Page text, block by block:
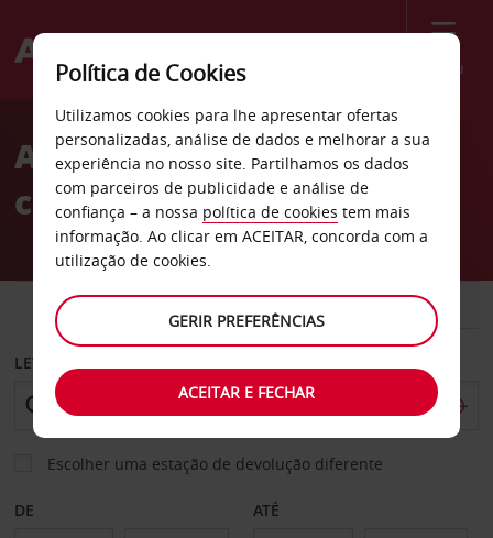
Menu
Welcome
AvisAluguer de
carros Warrington
CARRO COMERCIAIS
LEVANTAR EM
Escolher uma estação de devolução diferente
DE ATÉ
Política de Cookies
Utilizamos cookies para lhe apresentar ofertas
personalizadas, análise de dados e melhorar a sua
experiência no nosso site. Partilhamos os dados
com parceiros de publicidade e análise de
confiança – a nossa política de cookies tem mais
informação. Ao clicar em ACEITAR, concorda com a
utilização de cookies.
GERIR PREFERÊNCIAS
ACEITAR E FECHAR